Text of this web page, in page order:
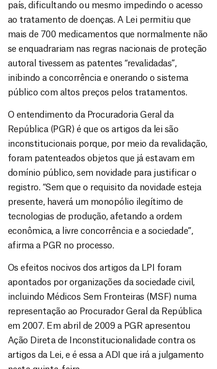
país, dificultando ou mesmo impedindo o acesso
ao tratamento de doenças. A Lei permitiu que
mais de 700 medicamentos que normalmente não
se enquadrariam nas regras nacionais de proteção
autoral tivessem as patentes “revalidadas”,
inibindo a concorrência e onerando o sistema
público com altos preços pelos tratamentos.
O entendimento da Procuradoria Geral da
República (PGR) é que os artigos da lei são
inconstitucionais porque, por meio da revalidação,
foram patenteados objetos que já estavam em
domínio público, sem novidade para justificar o
registro. “Sem que o requisito da novidade esteja
presente, haverá um monopólio ilegítimo de
tecnologias de produção, afetando a ordem
econômica, a livre concorrência e a sociedade”,
afirma a PGR no processo.
Os efeitos nocivos dos artigos da LPI foram
apontados por organizações da sociedade civil,
incluindo Médicos Sem Fronteiras (MSF) numa
representação ao Procurador Geral da República
em 2007. Em abril de 2009 a PGR apresentou
Ação Direta de Inconstitucionalidade contra os
artigos da Lei, e é essa a ADI que irá a julgamento